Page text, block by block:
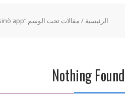
الرئيسية / مقالات تحت الوسم “eurobet casinò app”
Nothing Found